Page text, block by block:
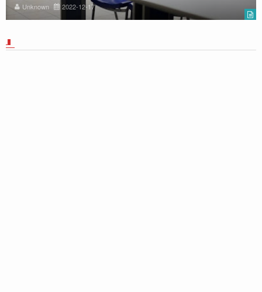
Unknown 2022-12-17